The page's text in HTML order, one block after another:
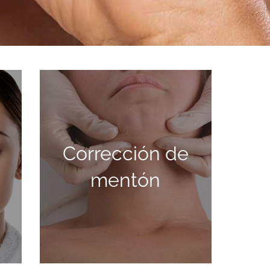
Corrección de
mentón
CORRECCIÓN DE
MENTÓN
SABER MÁS